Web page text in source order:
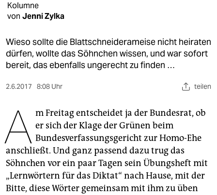
gesellschaft
kultur
sport
berlin
wahrheit
verlag
verlag
veranstaltungen
Kolumne
von Jenni Zylka
Wieso sollte die Blattschneiderameise nicht heiraten
dürfen, wollte das Söhnchen wissen, und war sofort
bereit, das ebenfalls ungerecht zu finden …
2.6.2017 8:08 Uhr teilen
A m Freitag entscheidet ja der Bundesrat, ob
er sich der Klage der Grünen beim
Bundesverfassungsgericht zur Homo-Ehe
anschließt. Und ganz passend dazu trug das
Söhnchen vor ein paar Tagen sein Übungsheft mit
„Lernwörtern für das Diktat“ nach Hause, mit der
Bitte, diese Wörter gemeinsam mit ihm zu üben